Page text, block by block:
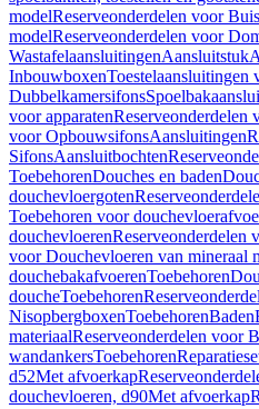
modelReserveonderdelen voor
modelReserveonderdelen voor
WastafelaansluitingenAansluitstuk
InbouwboxenToestelaansluitingen
Dubbelkamersifons
voor apparatenReserveonderdelen
voor OpbouwsifonsAansluitingen
SifonsAansluitbochten
ToebehorenDouches en baden
douchevloergoten
Toebehoren voor
douchevloerenReserveonderdelen
voor Douchevloeren van mineraal
douchebakafvoerenToebehoren
doucheToebehoren
NisopbergboxenToebehorenBaden
materiaalReserveonderdelen voor
wandankersToebehoren
d52Met afvoerkap
douchevloeren, d90Met afvoerkap